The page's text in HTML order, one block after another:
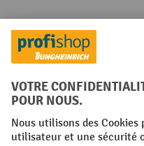
Langues
FR NL
Conditions générales